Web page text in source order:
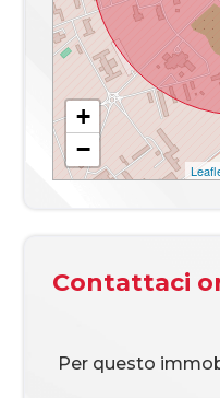
Appartamenti
Anno di
Stato attuale
Spese
+
−
Contattaci
Per questo